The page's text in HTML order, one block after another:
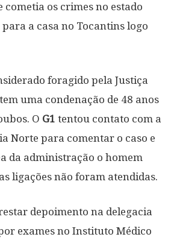
cometia os crimes no estado
a casa no Tocantins logo
foragido pela Justiça
uma condenação de 48 anos
O G1 tentou contato com a
Norte para comentar o caso e
da administração o homem
ligações não foram atendidas.
depoimento na delegacia
exames no Instituto Médico